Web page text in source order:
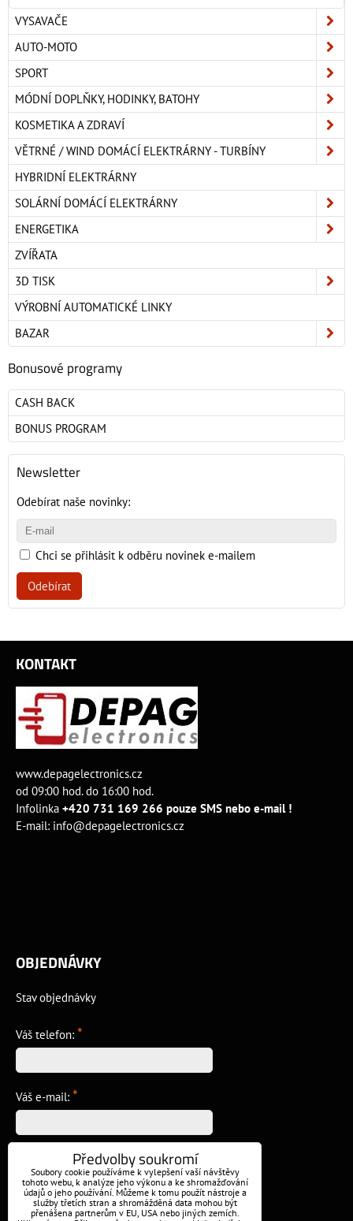
VYSAVAČE
AUTO-MOTO
SPORT
MÓDNÍ DOPLŇKY, HODINKY, BATOHY
KOSMETIKA A ZDRAVÍ
VĚTRNÉ / WIND DOMÁCÍ ELEKTRÁRNY - TURBÍNY
HYBRIDNÍ ELEKTRÁRNY
SOLÁRNÍ DOMÁCÍ ELEKTRÁRNY
ENERGETIKA
ZVÍŘATA
3D TISK
VÝROBNÍ AUTOMATICKÉ LINKY
BAZAR
Bonusové programy
CASH BACK
BONUS PROGRAM
Newsletter
Odebírat naše novinky:
Chci se přihlásit k odběru novinek e-mailem
Odebírat
KONTAKT
www.depagelectronics.cz
od 09:00 hod. do 16:00 hod.
Infolinka +420 731 169 266 pouze SMS nebo e-mail !
E-mail: info@depagelectronics.cz
OBJEDNÁVKY
Stav objednávky
Váš telefon: *
Váš e-mail: *
Předvolby soukromí
Soubory cookie používáme k vylepšení vaší návštěvy
tohoto webu, k analýze jeho výkonu a ke shromažďování
údajů o jeho používání. Můžeme k tomu použít nástroje a
služby třetích stran a shromážděná data mohou být
přenášena partnerům v EU, USA nebo jiných zemích.